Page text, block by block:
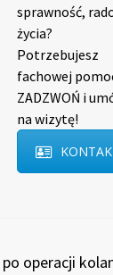
sprawność,
życia?
Potrzebujesz
fachowej
ZADZWOŃ i
na wizytę!
operacji